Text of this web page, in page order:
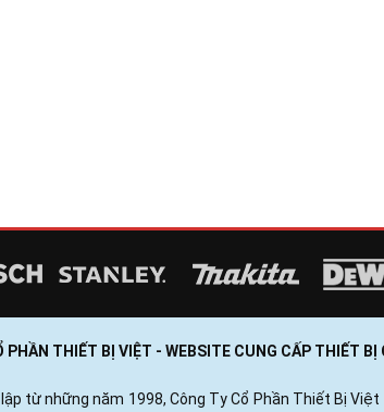
PHẦN THIẾT BỊ VIỆT - WEBSITE CUNG CẤP THIẾT
từ những năm 1998, Công Ty Cổ Phần Thiết Bị